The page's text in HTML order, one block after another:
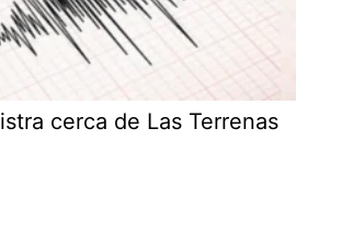
cerca de Las Terrenas